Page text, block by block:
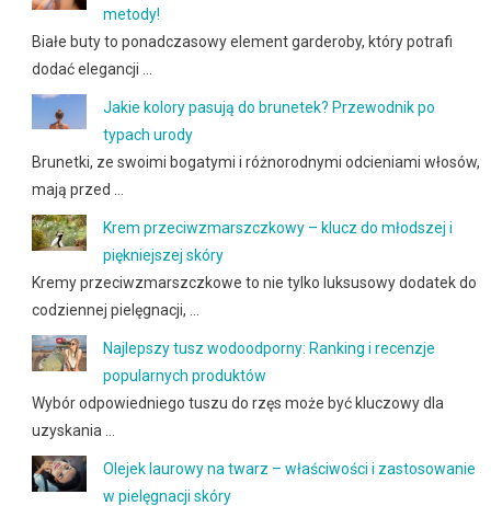
metody!
Białe buty to ponadczasowy element garderoby, który potrafi
dodać elegancji …
Jakie kolory pasują do brunetek? Przewodnik po
typach urody
Brunetki, ze swoimi bogatymi i różnorodnymi odcieniami włosów,
mają przed …
Krem przeciwzmarszczkowy – klucz do młodszej i
piękniejszej skóry
Kremy przeciwzmarszczkowe to nie tylko luksusowy dodatek do
codziennej pielęgnacji, …
Najlepszy tusz wodoodporny: Ranking i recenzje
popularnych produktów
Wybór odpowiedniego tuszu do rzęs może być kluczowy dla
uzyskania …
Olejek laurowy na twarz – właściwości i zastosowanie
w pielęgnacji skóry